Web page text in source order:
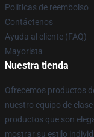
Políticas de reembolso
Contáctenos
Ayuda al cliente (FAQ)
Mayorista
Nuestra tienda
Ofrecemos productos
nuestro equipo de
productos que son
mostrar su estilo